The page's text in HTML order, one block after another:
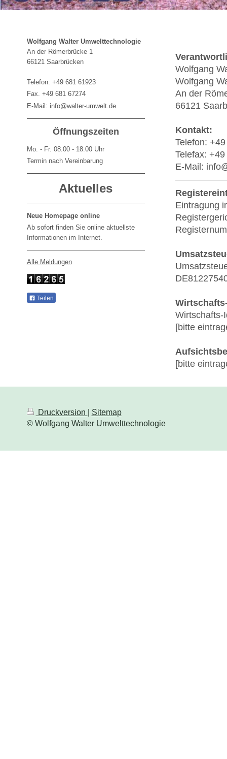
Wolfgang
Wolfgang
An der
66121
Kontakt:
Telefon:
Telefax:
E-Mail:
Eintragung
Wirtschafts-
[bitte
[bitte
Wolfgang Walter Umwelttechnologie
An der Römerbrücke 1
66121 Saarbrücken
Telefon: +49 681 61923
Fax. +49 681 67274
E-Mail: info@walter-umwelt.de
Öffnungszeiten
Mo. - Fr. 08.00 - 18.00 Uhr
Termin nach Vereinbarung
Aktuelles
Neue Homepage online
Ab sofort finden Sie online aktuellste
Informationen im Internet.
Alle Meldungen
Teilen
Druckversion
Sitemap
© Wolfgang Walter Umwelttechnologie